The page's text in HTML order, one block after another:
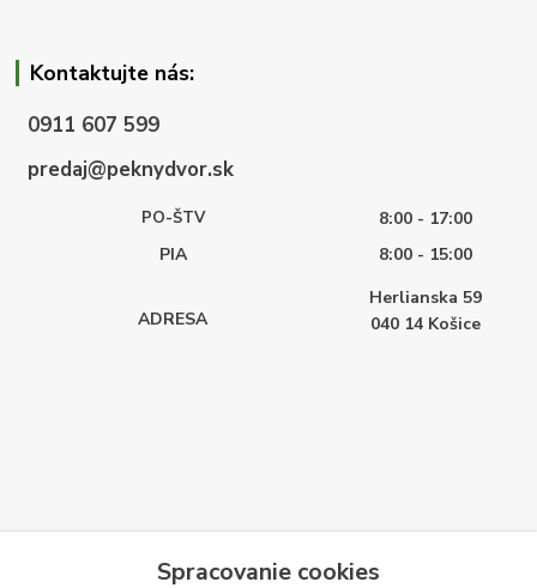
Kontaktujte nás:
0911 607 599
predaj@peknydvor.sk
PO-ŠTV
8:00 - 17:00
PIA
8:00 - 15:00
ADRESA
Herlianska 59
040 14 Košice
Spracovanie cookies